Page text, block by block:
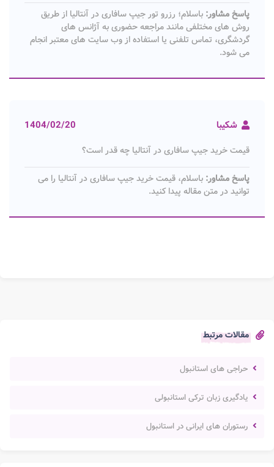
مقالات مرتبط
حراجی های استانبول
یادگیری زبان ترکی استانبولی
رستوران های ایرانی در استانبول
پاسخ مشاور: باسلام؛ رزرو تور جیپ سافاری در آنتالیا از طریق
روش های مختلفی مانند مراجعه حضوری به آژانس های
گردشگری، تماس تلفنی یا استفاده از وب سایت های معتبر انجام
می شود.
شکیبا 1404/02/20
قیمت خرید جیپ سافاری در آنتالیا چه قدر است؟
پاسخ مشاور: باسلام، قیمت خرید جیپ سافاری در آنتالیا را می
توانید در متن مقاله پیدا کنید.